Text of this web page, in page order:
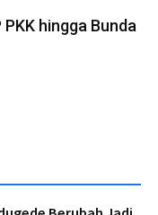
hingga Bunda